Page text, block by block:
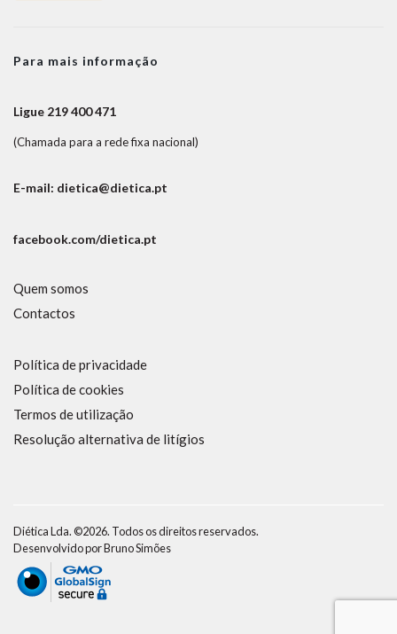
Para mais informação
Ligue 219 400 471
(Chamada para a rede fixa nacional)
E-mail: dietica@dietica.pt
facebook.com/dietica.pt
Quem somos
Contactos
Política de privacidade
Política de cookies
Termos de utilização
Resolução alternativa de litígios
Diética Lda. ©2026. Todos os direitos reservados.
Desenvolvido porBruno Simões